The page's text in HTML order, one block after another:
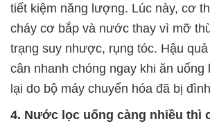
tiết kiệm năng lượng. Lúc này, cơ
cháy cơ bắp và nước thay vì mỡ
trạng suy nhược, rụng tóc. Hậu
cân nhanh chóng ngay khi ăn
lại do bộ máy chuyển hóa đã bị
4. Nước lọc uống càng nhiều thì